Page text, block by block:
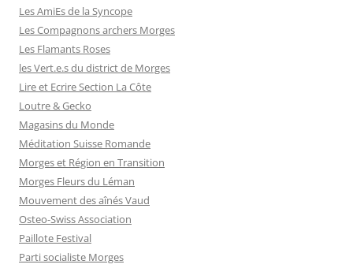
Les AmiEs de la Syncope
Les Compagnons archers Morges
Les Flamants Roses
les Vert.e.s du district de Morges
Lire et Ecrire Section La Côte
Loutre & Gecko
Magasins du Monde
Méditation Suisse Romande
Morges et Région en Transition
Morges Fleurs du Léman
Mouvement des aînés Vaud
Osteo-Swiss Association
Paillote Festival
Parti socialiste Morges